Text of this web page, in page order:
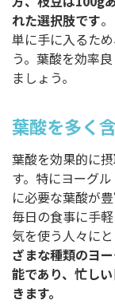
れた選択肢です
単に手に入るた
う。葉酸を効率
ましょう。
葉酸を多く
葉酸を効果的に
す。特にヨーグ
に必要な葉酸が
毎日の食事に手
気を使う人々にと
ざまな種類のヨ
能であり、忙し
きます。